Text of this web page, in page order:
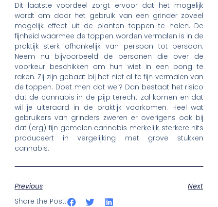
Dit laatste voordeel zorgt ervoor dat het mogelijk
wordt om door het gebruik van een grinder zoveel
mogelijk effect uit de planten toppen te halen. De
fijnheid waarmee de toppen worden vermalen is in de
praktijk sterk afhankelijk van persoon tot persoon.
Neem nu bijvoorbeeld de personen die over de
voorkeur beschikken om hun wiet in een bong te
raken. Zij zijn gebaat bij het niet al te fijn vermalen van
de toppen. Doet men dat wel? Dan bestaat het risico
dat de cannabis in de pijp terecht zal komen en dat
wil je uiteraard in de praktijk voorkomen. Heel wat
gebruikers van grinders zweren er overigens ook bij
dat (erg) fijn gemalen cannabis merkelijk sterkere hits
produceert in vergelijking met grove stukken
cannabis.
Previous
Next
Share the Post: